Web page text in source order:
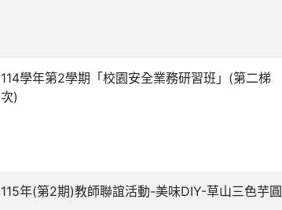
114學年第2學期「校園安全業務研習班」(第二梯
次)
115年(第2期)教師聯誼活動-美味DIY-草山三色芋圓